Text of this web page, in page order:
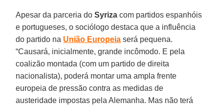
Apesar da parceria doSyriza com partidos espanhóis
e portugueses, o sociólogo destaca que a influência
do partido na União Europeia será pequena.
“Causará, inicialmente, grande incômodo. E pela
coalizão montada (com um partido de direita
nacionalista), poderá montar uma ampla frente
europeia de pressão contra as medidas de
austeridade impostas pela Alemanha. Mas não terá